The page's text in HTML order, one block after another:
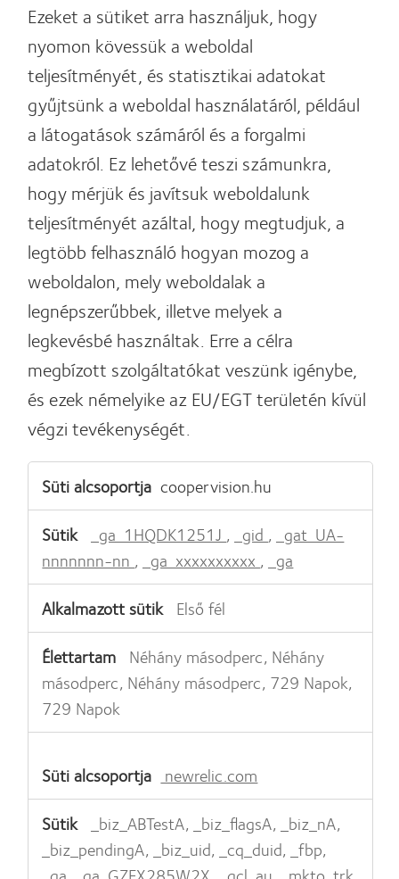
Ezeket a sütiket arra használjuk, hogy
nyomon kövessük a weboldal
teljesítményét, és statisztikai adatokat
gyűjtsünk a weboldal használatáról, például
a látogatások számáról és a forgalmi
adatokról. Ez lehetővé teszi számunkra,
hogy mérjük és javítsuk weboldalunk
teljesítményét azáltal, hogy megtudjuk, a
legtöbb felhasználó hogyan mozog a
weboldalon, mely weboldalak a
legnépszerűbbek, illetve melyek a
legkevésbé használtak. Erre a célra
megbízott szolgáltatókat veszünk igénybe,
és ezek némelyike az EU/EGT területén kívül
végzi tevékenységét.
Teljesítmény
sütik
coopervision.hu
_ga_1HQDK1251J , _gid , _gat_UA-
nnnnnnn-nn , _ga_xxxxxxxxxx , _ga
Első fél
Néhány másodperc, Néhány
másodperc, Néhány másodperc, 729 Napok,
729 Napok
newrelic.com
_biz_ABTestA, _biz_flagsA, _biz_nA,
_biz_pendingA, _biz_uid, _cq_duid, _fbp,